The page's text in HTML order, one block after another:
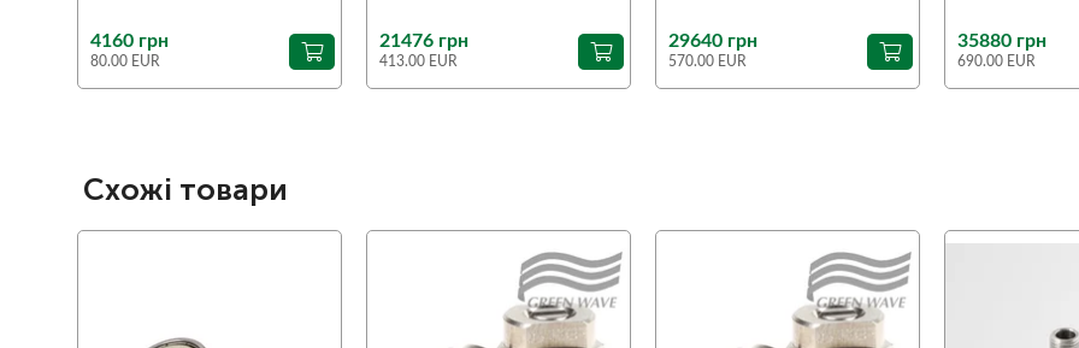
4160 грн
80.00 EUR
21476 грн
413.00 EUR
29640 грн
570.00 EUR
35880 грн
690.00 EUR
Схожі товари